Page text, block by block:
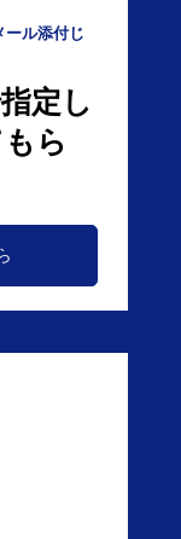
ール添付じ
定し
ら